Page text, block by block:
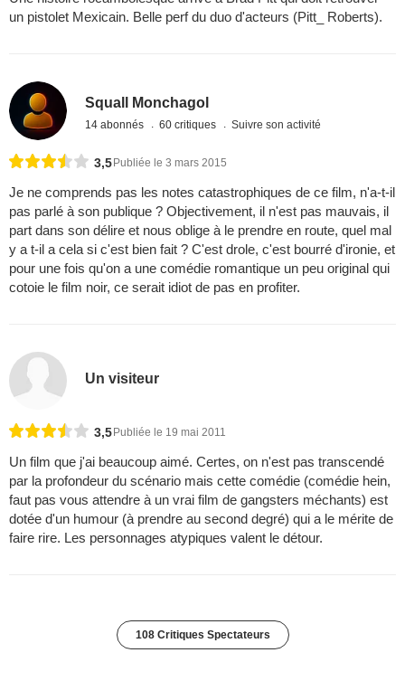
un pistolet Mexicain. Belle perf du duo d'acteurs (Pitt_ Roberts).
Squall Monchagol
14 abonnés 60 critiques Suivre son activité
3,5Publiée le 3 mars 2015
Je ne comprends pas les notes catastrophiques de ce film, n'a-t-il
pas parlé à son publique ? Objectivement, il n'est pas mauvais, il
part dans son délire et nous oblige à le prendre en route, quel mal
y a t-il a cela si c'est bien fait ? C'est drole, c'est bourré d'ironie, et
pour une fois qu'on a une comédie romantique un peu original qui
cotoie le film noir, ce serait idiot de pas en profiter.
Un visiteur
3,5Publiée le 19 mai 2011
Un film que j'ai beaucoup aimé. Certes, on n'est pas transcendé
par la profondeur du scénario mais cette comédie (comédie hein,
faut pas vous attendre à un vrai film de gangsters méchants) est
dotée d'un humour (à prendre au second degré) qui a le mérite de
faire rire. Les personnages atypiques valent le détour.
108 Critiques Spectateurs